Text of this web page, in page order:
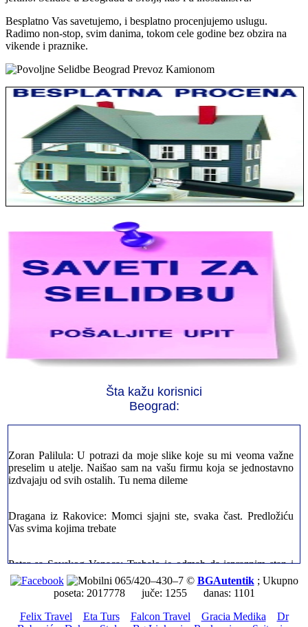
Besplatno Vas savetujemo, i besplatno procenjujemo uslugu.
Radimo non-stop, svim danima, tokom cele godine bez obzira na
vikende i praznike.
Šta kažu korisnici
Beograd:
Jelena sa Čukarice: Mogu da pohvalim sve radnike u firmi jer su
stvarno profesionalni. Iselili su moje stvari veoma pažljivo
Milica iz Novog Beograda: Zahvaljujuću vašoj firmi. Istog dana
sam preselila sve stvari u moj novi stan. Hvala Vam puno
preselim u atelje. Naišao sam na vašu firmu koja se jednostavno
izdvajaju od svih ostalih. Tu nema dileme
Vas svima kojima trebate
prebacim stvari u drugi. Pozvao sam vašu firmu. Ja ljudi ne znam
šta bi radio sada da ne postojite, Hvala Vam
Dragan iz Stari Grad: Retko gde može da se nađe prava
065/420–430–7 © BGAutentik; Ukupno
poseta: 2017778 juče: 1255 danas: 1101
Felix Travel
Eta Turs Falcon Travel Gracia Medika
Dr